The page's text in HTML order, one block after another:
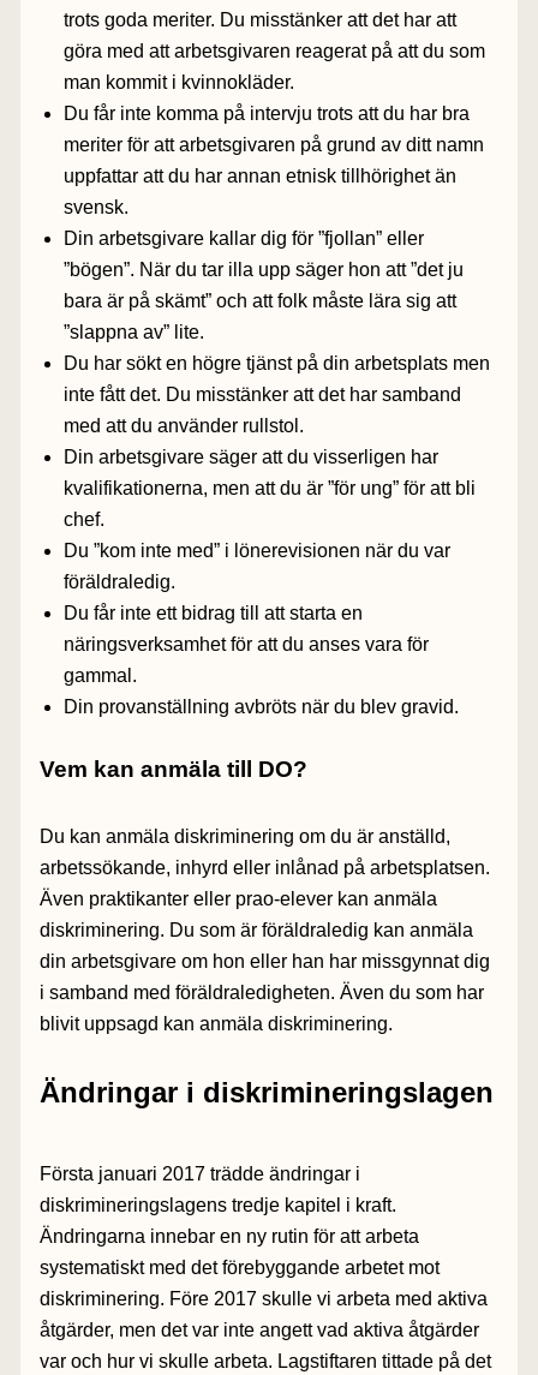
trots goda meriter. Du misstänker att det har att
göra med att arbetsgivaren reagerat på att du som
man kommit i kvinnokläder.
Du får inte komma på intervju trots att du har bra
meriter för att arbetsgivaren på grund av ditt namn
uppfattar att du har annan etnisk tillhörighet än
svensk.
Din arbetsgivare kallar dig för ”fjollan” eller
”bögen”. När du tar illa upp säger hon att ”det ju
bara är på skämt” och att folk måste lära sig att
”slappna av” lite.
Du har sökt en högre tjänst på din arbetsplats men
inte fått det. Du misstänker att det har samband
med att du använder rullstol.
Din arbetsgivare säger att du visserligen har
kvalifikationerna, men att du är ”för ung” för att bli
chef.
Du ”kom inte med” i lönerevisionen när du var
föräldraledig.
Du får inte ett bidrag till att starta en
näringsverksamhet för att du anses vara för
gammal.
Din provanställning avbröts när du blev gravid.
Vem kan anmäla till DO?
Du kan anmäla diskriminering om du är anställd,
arbetssökande, inhyrd eller inlånad på arbetsplatsen.
Även praktikanter eller prao-elever kan anmäla
diskriminering. Du som är föräldraledig kan anmäla
din arbetsgivare om hon eller han har missgynnat dig
i samband med föräldraledigheten. Även du som har
blivit uppsagd kan anmäla diskriminering.
Ändringar i diskrimineringslagen
Första januari 2017 trädde ändringar i
diskrimineringslagens tredje kapitel i kraft.
Ändringarna innebar en ny rutin för att arbeta
systematiskt med det förebyggande arbetet mot
diskriminering. Före 2017 skulle vi arbeta med aktiva
åtgärder, men det var inte angett vad aktiva åtgärder
var och hur vi skulle arbeta. Lagstiftaren tittade på det